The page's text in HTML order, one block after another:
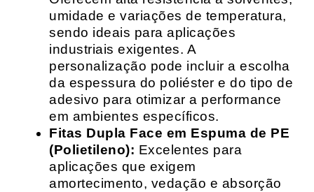
umidade e variações de temperatura,
sendo ideais para aplicações
industriais exigentes. A
personalização pode incluir a escolha
da espessura do poliéster e do tipo de
adesivo para otimizar a performance
em ambientes específicos.
Fitas Dupla Face em Espuma de PE
(Polietileno): Excelentes para
aplicações que exigem
amortecimento, vedação e absorção